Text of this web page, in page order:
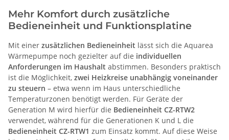
Mehr Komfort durch zusätzliche
Bedieneinheit und Funktionsplatine
Mit einer zusätzlichen Bedieneinheit lässt sich die Aquarea
Wärmepumpe noch gezielter auf die individuellen
Anforderungen im Haushalt abstimmen. Besonders praktisch
ist die Möglichkeit, zwei Heizkreise unabhängig voneinander
zu steuern – etwa wenn im Haus unterschiedliche
Temperaturzonen benötigt werden. Für Geräte der
Generation M wird hierfür die Bedieneinheit CZ-RTW2
verwendet, während für die Generationen K und L die
Bedieneinheit CZ-RTW1 zum Einsatz kommt. Auf diese Weise